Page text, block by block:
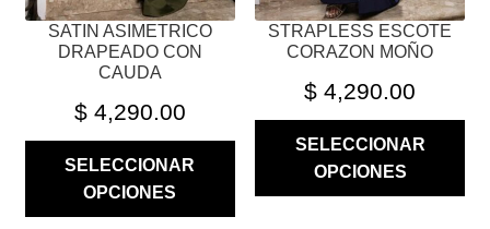
SATIN ASIMETRICO
DRAPEADO CON
CAUDA
$4,290.00
SELECCIONAR
OPCIONES
PÁGINA
PRODUCTO
STRAPLESS ESCOTE
CORAZON MOÑO
$ 4,290.00
SELECCIONAR
OPCIONES
PÁGINA
DE